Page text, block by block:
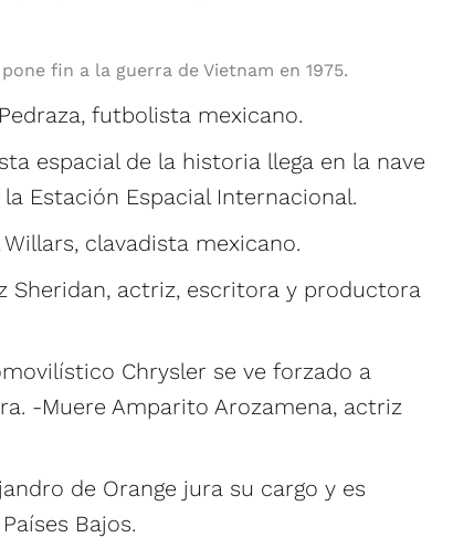
fin a la guerra de Vietnam en 1975.
futbolista mexicano.
espacial de la historia llega en la nave
Estación Espacial Internacional.
Willars, clavadista mexicano.
Sheridan, actriz, escritora y productora
Chrysler se ve forzado a
-Muere Amparito Arozamena, actriz
de Orange jura su cargo y es
Bajos.